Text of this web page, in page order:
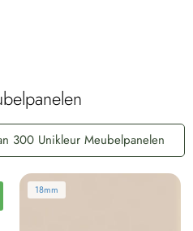
300 Unikleur Meubelpanelen
18mm